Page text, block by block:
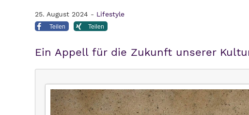
25. August 2024 - Lifestyle
Teilen Teilen
Ein Appell für die Zukunft unserer